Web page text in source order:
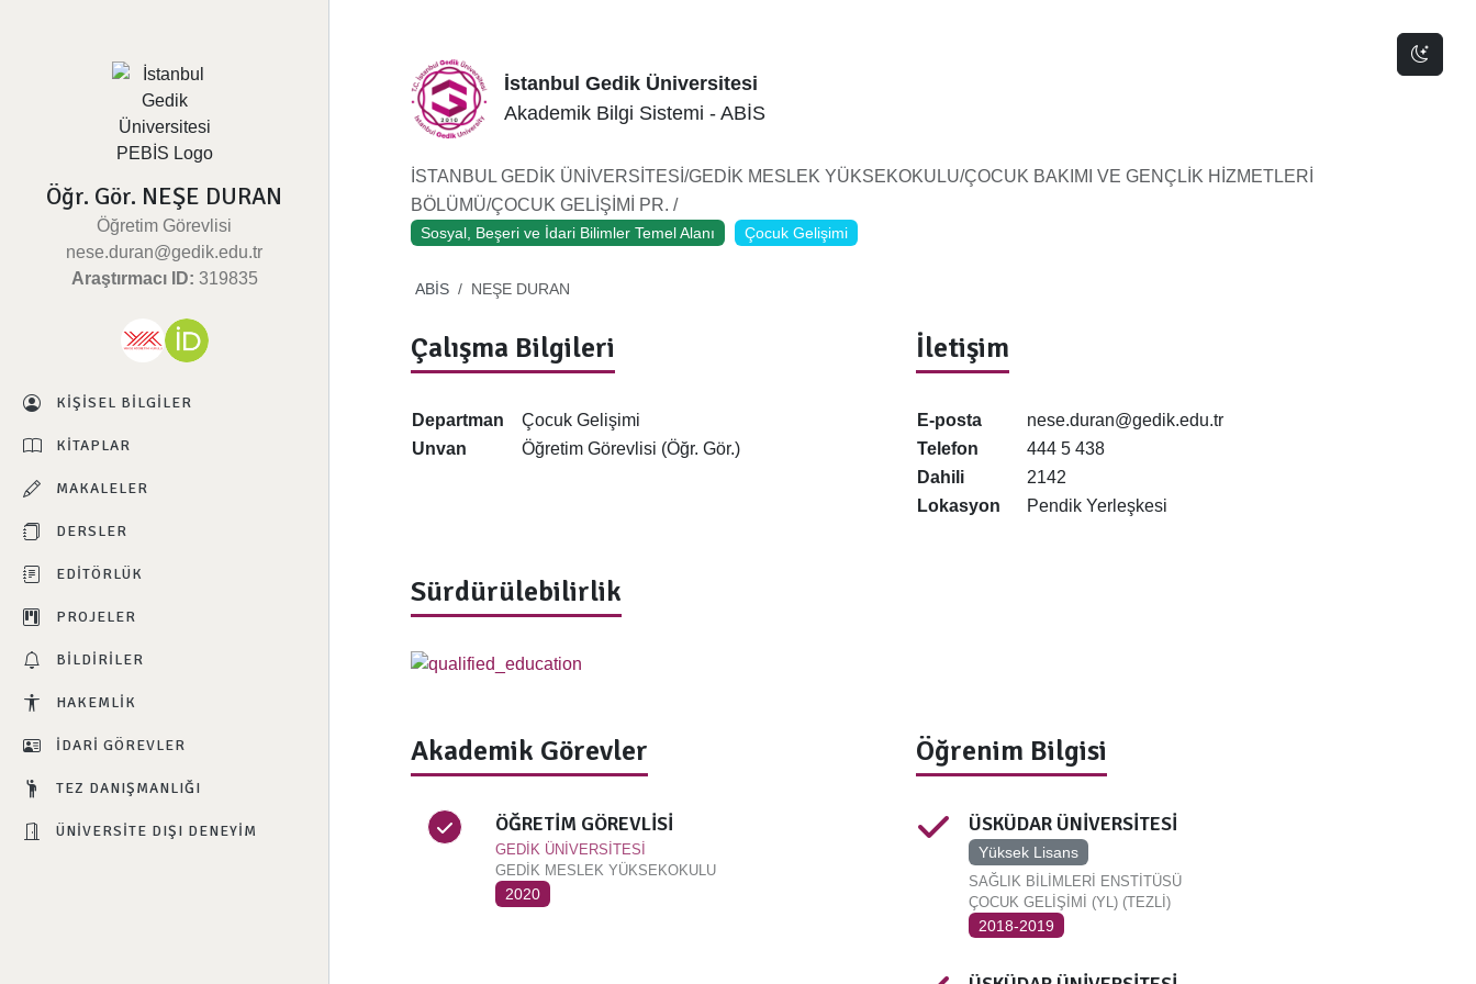
Dark
Öğr. Gör. NEŞE DURAN
Öğretim Görevlisi
nese.duran@gedik.edu.tr
Araştırmacı ID: 319835
KIŞISEL BILGILER
KITAPLAR
MAKALELER
DERSLER
EDITÖRLÜK
PROJELER
BILDIRILER
HAKEMLIK
İDARI GÖREVLER
TEZ DANIŞMANLIĞI
ÜNIVERSITE DIŞI DENEYIM
İstanbul Gedik Üniversitesi
Akademik Bilgi Sistemi - ABİS
İSTANBUL GEDİK ÜNİVERSİTESİ/GEDİK MESLEK YÜKSEKOKULU/ÇOCUK BAKIMI VE GENÇLİK HİZMETLERİ
BÖLÜMÜ/ÇOCUK GELİŞİMİ PR. /
Sosyal, Beşeri ve İdari Bilimler Temel Alanı Çocuk Gelişimi
ABİS NEŞE DURAN
Çalışma Bilgileri
Departman
Çocuk Gelişimi
Unvan
Öğretim Görevlisi (Öğr. Gör.)
İletişim
E-posta
nese.duran@gedik.edu.tr
Telefon
444 5 438
Dahili
2142
Lokasyon
Pendik Yerleşkesi
Sürdürülebilirlik
Akademik Görevler
ÖĞRETİM GÖREVLİSİ
GEDİK ÜNİVERSİTESİ
GEDİK MESLEK YÜKSEKOKULU
2020
Öğrenim Bilgisi
ÜSKÜDAR ÜNİVERSİTESİ
Yüksek Lisans
SAĞLIK BİLİMLERİ ENSTİTÜSÜ
ÇOCUK GELİŞİMİ (YL) (TEZLİ)
2018-2019